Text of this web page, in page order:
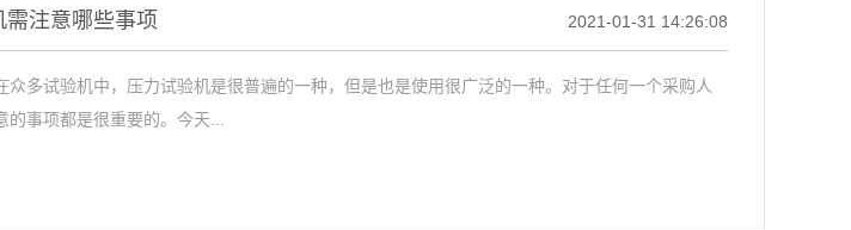
注意哪些事项 2021-01-31 14:26:08
众多试验机中，压力试验机是很普遍的一种，但是也是使用很广泛的一种。对于任何一个采购人
事项都是很重要的。今天...